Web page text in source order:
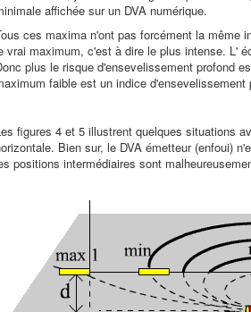
affichée sur un DVA numérique.
ces maxima n'ont pas forcément la même
vrai maximum, c'est à dire le plus intense. L'
plus le risque d'ensevelissement profond
faible est un indice
figures 4 et 5 illustrent quelques situations
Bien sur, le DVA émetteur (enfoui)
positions intermédiaires sont